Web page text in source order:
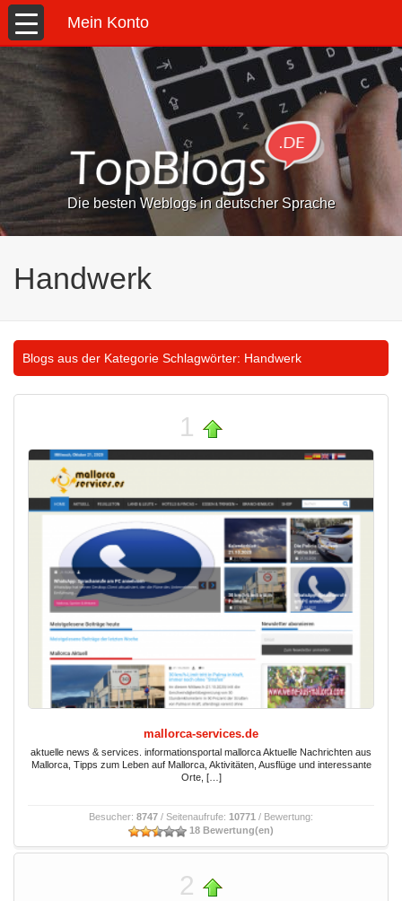
Mein Konto
Die besten Weblogs in deutscher Sprache
Handwerk
Blogs aus der Kategorie Schlagwörter: Handwerk
1
mallorca-services.de
aktuelle news & services. informationsportal mallorca Aktuelle Nachrichten aus
Mallorca, Tipps zum Leben auf Mallorca, Aktivitäten, Ausflüge und interessante
Orte, […]
Besucher: 8747 / Seitenaufrufe: 10771 / Bewertung:
18 Bewertung(en)
2